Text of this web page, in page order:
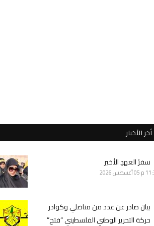
أخر الأخبار
سفرُ العهدِ الأخير
م 05 أغسطس 2026
بيان صادر عن عدد من مناضلي وكوادر
حركة التحرير الوطني الفلسطيني “فتح”